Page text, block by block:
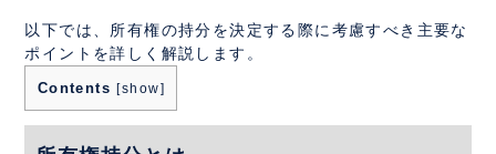
以下では、所有権の持分を決定する際に考慮すべき主要な
ポイントを詳しく解説します。
Contents [show]